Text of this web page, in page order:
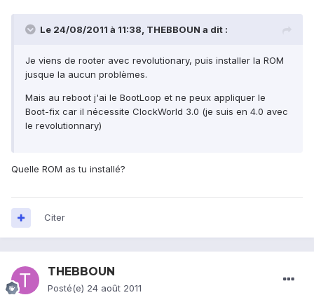
Le 24/08/2011 à 11:38, THEBBOUN a dit :
Je viens de rooter avec revolutionary, puis installer la ROM
jusque la aucun problèmes.
Mais au reboot j'ai le BootLoop et ne peux appliquer le
Boot-fix car il nécessite ClockWorld 3.0 (je suis en 4.0 avec
le revolutionnary)
Quelle ROM as tu installé?
Citer
THEBBOUN
Posté(e) 24 août 2011